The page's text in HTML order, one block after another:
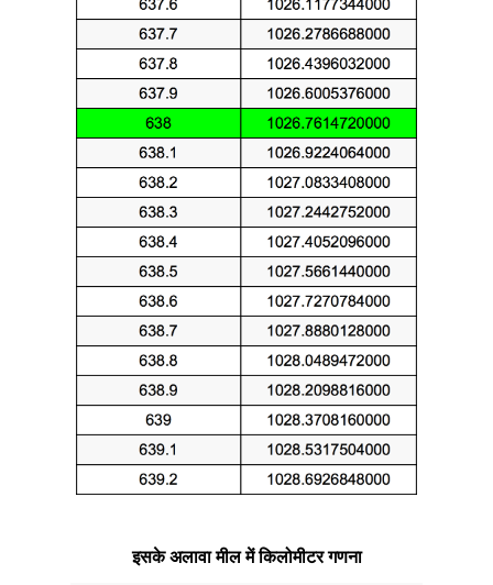
इसके अलावा मील में किलोमीटर गणना